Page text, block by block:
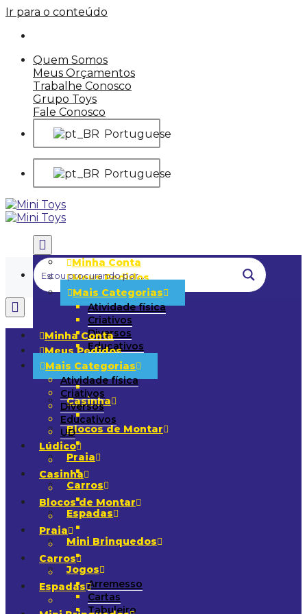
Ir para o conteúdo
Quem Somos
Meus Orçamentos
Trabalhe Conosco
Grupo Toys
Fale Conosco
Portuguese
Portuguese
Minha Conta
Meus Pedidos
Mais Categorias
Atividade física
Criativos
Diversos
Educativos
Lúdico
Casinha
Blocos de Montar
Praia
Carros
Espadas
Mini Brinquedos
Jogos
Arremesso
Cartas
Tabuleiro
Minha Conta
Meus Pedidos
Mais Categorias
Atividade física
Criativos
Diversos
Educativos
UD
Lúdico
Casinha
Blocos de Montar
Praia
Carros
Espadas